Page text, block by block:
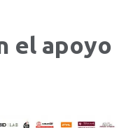
el apoyo